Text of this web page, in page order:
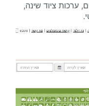
ערכות ציוד שינה,